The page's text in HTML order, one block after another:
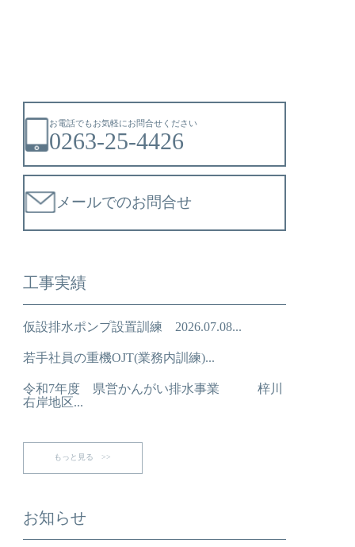
お電話でもお気軽にお問合せください
0263-25-4426
メールでのお問合せ
工事実績
仮設排水ポンプ設置訓練 2026.07.08...
若手社員の重機OJT(業務内訓練)...
令和7年度 県営かんがい排水事業 梓川
右岸地区...
もっと見る >>
お知らせ